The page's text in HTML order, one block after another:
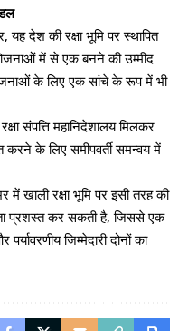
यह देश की रक्षा भूमि पर स्थापित
में से एक बनने की उम्मीद
के लिए एक सांचे के रूप में भी
संपत्ति महानिदेशालय मिलकर
करने के लिए समीपवर्ती समन्वय में
में खाली रक्षा भूमि पर इसी तरह की
प्रशस्त कर सकती है, जिससे एक
जिम्मेदारी दोनों का